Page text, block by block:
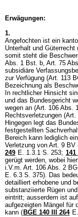
Erwägungen:
1.
Angefochten ist ein
Unterhalt und
somit steht die
Abs. 1 Bst. b, Art. 75
subsidiäre
zur Verfügung (Art. 113
Bezeichnung als
In rechtlicher Hinsicht
und das Bundesgericht
wegen an (Art. 106 Abs.
Rechtsverletzungen (Art.
Hingegen legt das
festgestellten
Bereich kann lediglich
Verletzung von Art. 9 BV
249 E. 1.3.1 S. 253; 141
gerügt werden, wobei
i.V.m. Art. 106 Abs. 2
E. 6.3 S. 375). Das
detailliert erhobene und
substanziierte Rügen
eintritt; ausserdem ist
aufgezeigten Mängel für
kann ( BGE 140 III 264